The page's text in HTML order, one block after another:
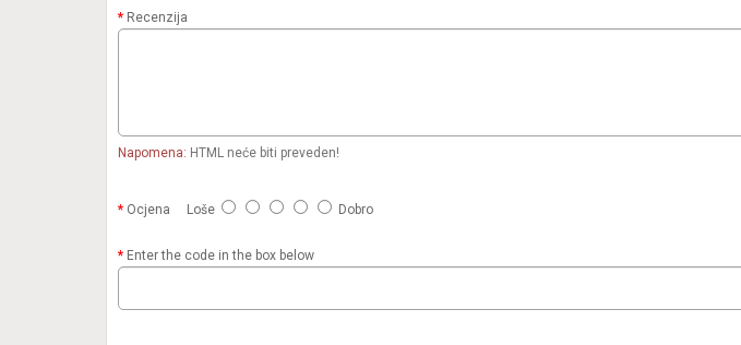
Recenzija
Napomena: HTML neće biti preveden!
Ocjena Loše Dobro
Enter the code in the box below